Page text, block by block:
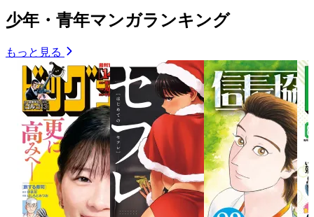
少年・青年マンガランキング
もっと見る